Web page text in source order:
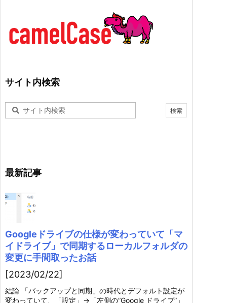
サイト内検索
最新記事
Googleドライブの仕様が変わっていて「マ
イドライブ」で同期するローカルフォルダの
変更に手間取ったお話
[2023/02/22]
結論 「バックアップと同期」の時代とデフォルト設定が
変わっていて、「設定」→「左側の”Google ドライブ”」